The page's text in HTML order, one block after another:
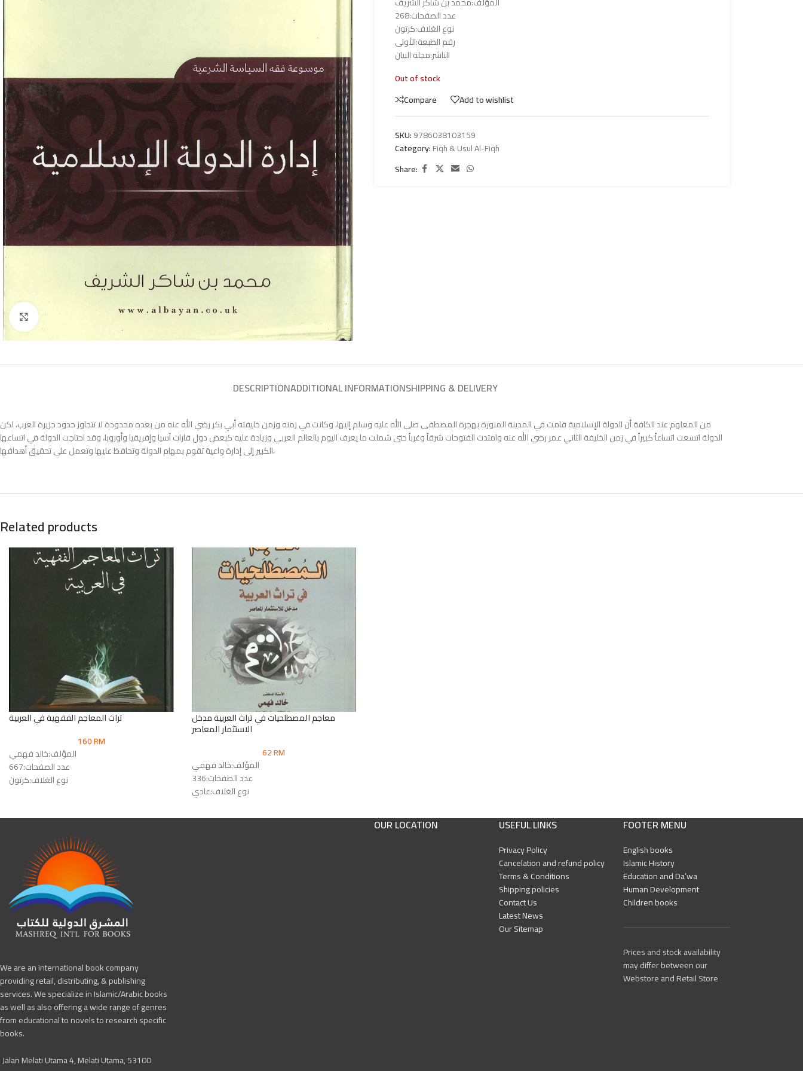
Click to enlarge
عدد الصفحات:268
نوع الغلاف:كرتون
رقم الطبعة:الأولى
الناشر:مجلة البيان
Out of stock
Compare
Add to wishlist
SKU:9786038103159
Category:Fiqh & Usul Al-Fiqh
Share:
DESCRIPTIONADDITIONAL INFORMATIONSHIPPING & DELIVERY
من المعلوم عند الكافة أن الدولة الإسلامية قامت في المدينة المنورة بهجرة المصطفى صلى الله عليه وسلم إليها، وكانت في زمنه وزمن خليفته أبي بكر رضي الله عنه من بعده محدودة لا تتجاوز حدود جزيرة العرب، لكن
الدولة اتسعت اتساعاً كبيراً في زمن الخليفة الثاني عمر رضي الله عنه وامتدت الفتوحات شرقاً وغرباً حتى شملت ما يعرف اليوم بالعالم العربي وزيادة عليه كبعض دول قارات آسيا وإفريقيا وأوروبا، وقد احتاجت الدولة في اتساعها
الكبير إلى إدارة واعية تقوم بمهام الدولة وتحافظ عليها وتعمل على تحقيق أهدافها،
Related products
تراث المعاجم الفقهية في العربية
160RM
المؤلف:خالد فهمي
عدد الصفحات:667
نوع الغلاف:كرتون
معاجم المصطلحيات في تراث العربية مدخل
الاستثمار المعاصر
62RM
المؤلف:خالد فهمي
عدد الصفحات:336
نوع الغلاف:عادي
الناشر:دار النشر للجامعات & دار الوفاء
We are an international book company
providing retail, distributing, & publishing
services. We specialize in Islamic/Arabic books
as well as also offering a wide range of genres
from educational to novels to research specific
books.
Jalan Melati Utama 4, Melati Utama, 53100
OUR LOCATION USEFUL LINKS
Privacy Policy
Cancelation and refund policy
Terms & Conditions
Shipping policies
Contact Us
Latest News
Our Sitemap
FOOTER MENU
English books
Islamic History
Education and Da’wa
Human Development
Children books
Prices and stock availability
may differ between our
Webstore and Retail Store